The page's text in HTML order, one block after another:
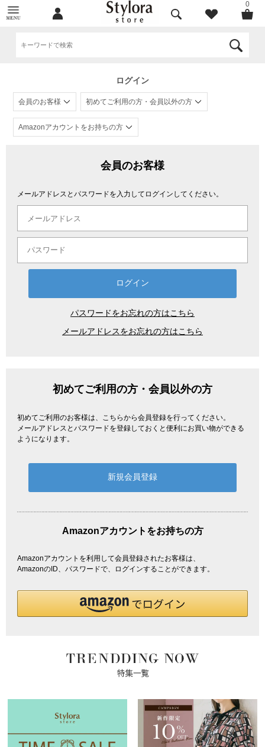
0
ログイン
会員のお客様 初めてご利用の方・会員以外の方
Amazonアカウントをお持ちの方
会員のお客様
メールアドレスとパスワードを入力してログインしてください。
パスワードをお忘れの方はこちら
メールアドレスをお忘れの方はこちら
初めてご利用の方・会員以外の方
初めてご利用のお客様は、こちらから会員登録を行ってください。
メールアドレスとパスワードを登録しておくと便利にお買い物ができる
ようになります。
Amazonアカウントをお持ちの方
Amazonアカウントを利用して会員登録されたお客様は、
AmazonのID、パスワードで、ログインすることができます。